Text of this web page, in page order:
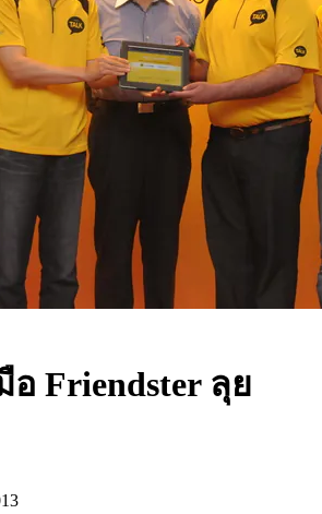
อ Friendster ลุย